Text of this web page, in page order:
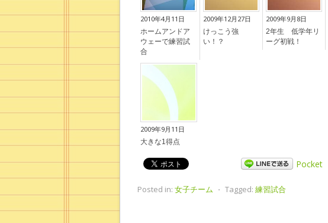
2010年4月11日
ホームアンドア
ウェーで練習試
合
2009年12月27日
けっこう強
い！？
2009年9月8日
2年生 低学年リ
ーグ初戦！
2009年9月11日
大きな1得点
Pocket
Posted in: 女子チーム ⋅ Tagged: 練習試合